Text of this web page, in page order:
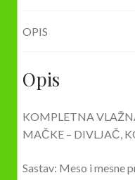
OPIS
Opis
KOMPLETNA
MAČKE – DIVLJAČ,
Sastav: Meso i mesne